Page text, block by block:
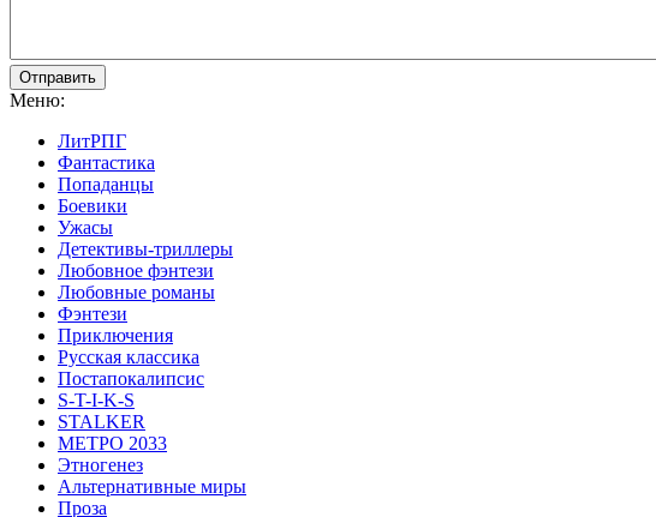
Отправить
Меню:
ЛитРПГ
Фантастика
Попаданцы
Боевики
Ужасы
Детективы-триллеры
Любовное фэнтези
Любовные романы
Фэнтези
Приключения
Русская классика
Постапокалипсис
S-T-I-K-S
STALKER
МЕТРО 2033
Этногенез
Альтернативные миры
Проза